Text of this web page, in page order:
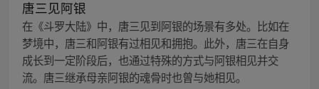
唐三见阿银
在《斗罗大陆》中，唐三见到阿银的场景有多处。比如在
梦境中，唐三和阿银有过相见和拥抱。此外，唐三在自身
成长到一定阶段后，也通过特殊的方式与阿银相见并交
流。唐三继承母亲阿银的魂骨时也曾与她相见。